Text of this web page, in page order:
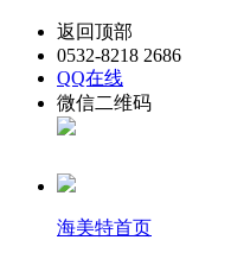
返回顶部
0532-8218 2686
QQ在线
微信二维码
海美特首页